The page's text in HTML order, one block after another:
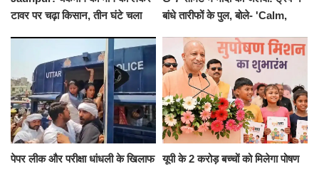
टावर पर चढ़ा किसान, तीन घंटे चला
बांधे तारीफों के पुल, बोले- 'Calm,
पेपर लीक और परीक्षा धांधली के खिलाफ
यूपी के 2 करोड़ बच्चों को मिलेगा पोषण